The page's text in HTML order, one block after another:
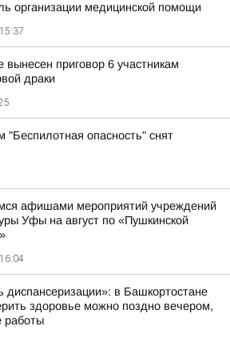
организации медицинской помощи
15:37
приговор 6 участникам
драки
"Беспилотная опасность" снят
афишами мероприятий учреждений
Уфы на август по «Пушкинской
16:04
диспансеризации»: в Башкортостане
здоровье можно поздно вечером,
работы